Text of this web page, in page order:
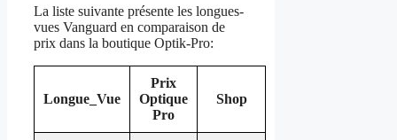
La liste suivante présente les longues-
vues Vanguard en comparaison de
prix dans la boutique Optik-Pro:
Longue_Vue
Prix
Optique
Pro
Shop